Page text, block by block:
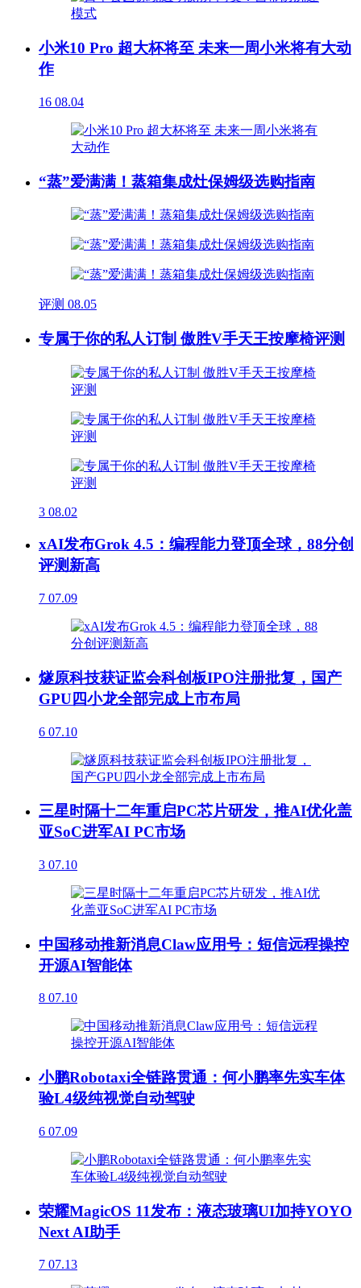
小米10 Pro 超大杯将至 未来一周小米将有大动
作
16 08.04
“蒸”爱满满！蒸箱集成灶保姆级选购指南
评测 08.05
专属于你的私人订制 傲胜V手天王按摩椅评测
3 08.02
xAI发布Grok 4.5：编程能力登顶全球，88分创
评测新高
7 07.09
燧原科技获证监会科创板IPO注册批复，国产
GPU四小龙全部完成上市布局
6 07.10
三星时隔十二年重启PC芯片研发，推AI优化盖
亚SoC进军AI PC市场
3 07.10
中国移动推新消息Claw应用号：短信远程操控
开源AI智能体
8 07.10
小鹏Robotaxi全链路贯通：何小鹏率先实车体
验L4级纯视觉自动驾驶
6 07.09
荣耀MagicOS 11发布：液态玻璃UI加持YOYO
Next AI助手
7 07.13